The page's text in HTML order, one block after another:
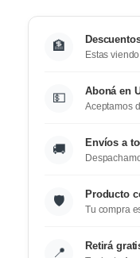
🏦
Estas
💵 Aboná en
Aceptamos
🚚 Envíos a
🛡️ Producto
Tu compra
📍 Retirá